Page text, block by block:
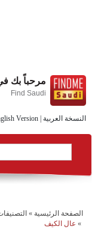
النسخة العربية Version
مرحباً بك
Find Saudi
الصفحة الرئيسية »
» عال الكيف